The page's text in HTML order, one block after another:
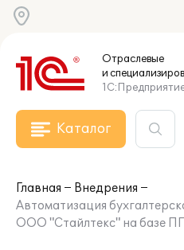
Отраслевые
и
Каталог
Главная
Внедрения
Автоматизация
ООО "Стайлтекс" на базе